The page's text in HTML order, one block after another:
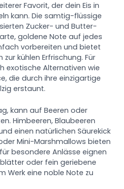
Favorit, der dein Eis in
kann. Die samtig-flüssige
Zucker- und Butter-
goldene Note auf jedes
vorbereiten und bietet
kühlen Erfrischung. Für
exotische Alternativen wie
die durch ihre einzigartige
erstaunt.
kann auf Beeren oder
Himbeeren, Blaubeeren
einen natürlichen Säurekick
Mini-Marshmallows bieten
besondere Anlässe eignen
oder fein geriebene
Werk eine noble Note zu